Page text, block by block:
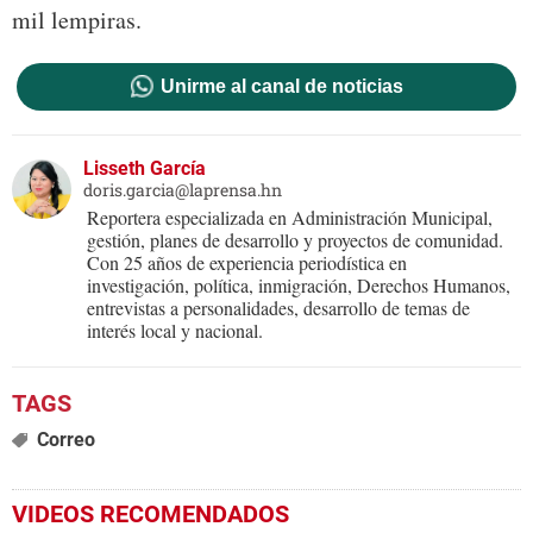
mil lempiras.
Unirme al canal de noticias
Lisseth García
doris.garcia@laprensa.hn
Reportera especializada en Administración Municipal,
gestión, planes de desarrollo y proyectos de comunidad.
Con 25 años de experiencia periodística en
investigación, política, inmigración, Derechos Humanos,
entrevistas a personalidades, desarrollo de temas de
interés local y nacional.
Correo
VIDEOS RECOMENDADOS